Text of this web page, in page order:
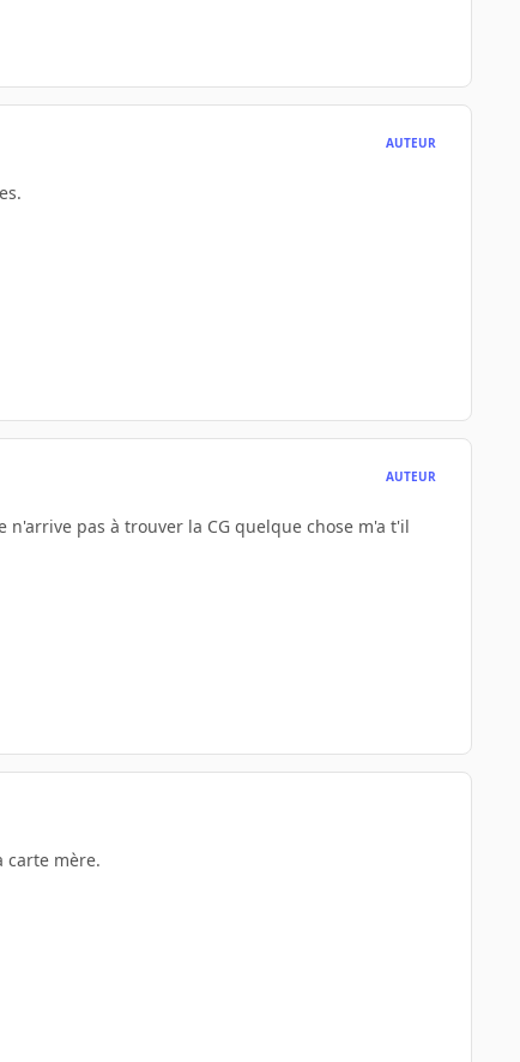
AUTEUR
AUTEUR
n'arrive pas à trouver la CG quelque chose m'a t'il
carte mère.